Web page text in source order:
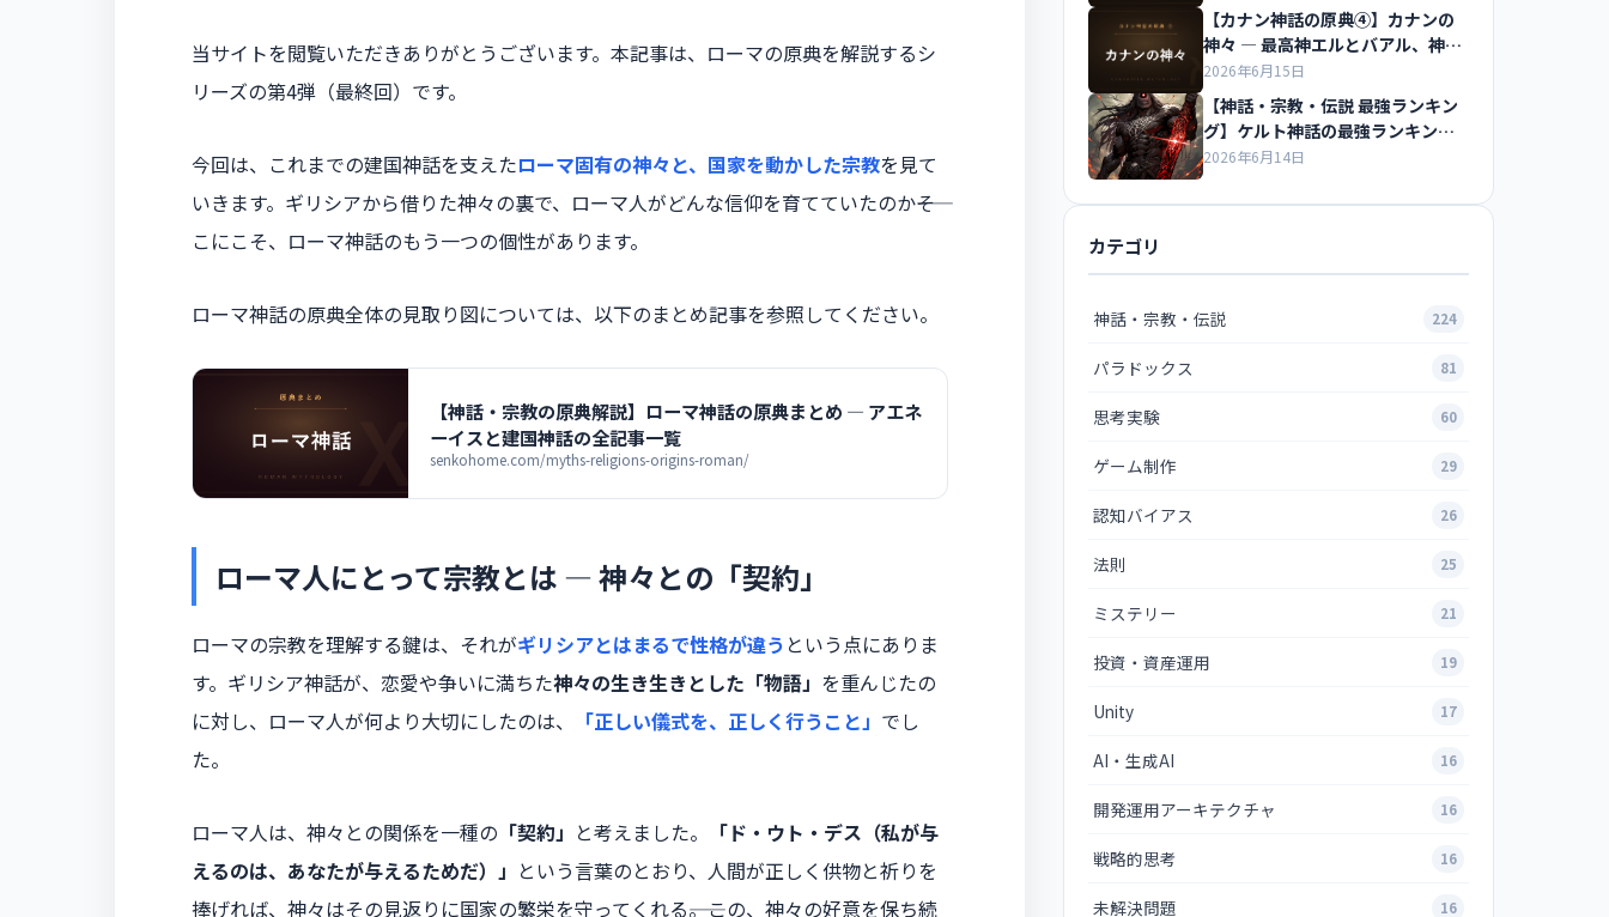
当サイトを閲覧いただきありがとうございます。本記事は、ローマの原典を解説するシ
リーズの第4弾（最終回）です。
今回は、これまでの建国神話を支えたローマ固有の神々と、国家を動かした宗教を見て
いきます。ギリシアから借りた神々の裏で、ローマ人がどんな信仰を育てていたのか――そ
こにこそ、ローマ神話のもう一つの個性があります。
ローマ神話の原典全体の見取り図については、以下のまとめ記事を参照してください。
【神話・宗教の原典解説】ローマ神話の原典まとめ ― アエネ
ーイスと建国神話の全記事一覧
senkohome.com/myths-religions-origins-roman/
ローマ人にとって宗教とは ― 神々との「契約」
ローマの宗教を理解する鍵は、それがギリシアとはまるで性格が違う という点にありま
す。ギリシア神話が、恋愛や争いに満ちた神々の生き生きとした「物語」 を重んじたの
に対し、ローマ人が何より大切にしたのは、
「正しい儀式を、正しく行うこと」 でし
た。
ローマ人は、神々との関係を一種の 「契約」 と考えました。
「ド・ウト・デス（私が与
えるのは、あなたが与えるためだ）」 という言葉のとおり、人間が正しく供物と祈りを
捧げれば、神々はその見返りに国家の繁栄を守ってくれる――。この、神々の好意を保ち続
【カナン神話の原典④】カナンの
神々 ― 最高神エルとバアル、神々
の会議を解説
2026年6月15日
【神話・宗教・伝説 最強ランキン
グ】ケルト神話の最強ランキング
の紹介
2026年6月14日
カテゴリ
神話・宗教・伝説 224
パラドックス 81
思考実験 60
ゲーム制作 29
認知バイアス 26
法則 25
ミステリー 21
投資・資産運用 19
Unity 17
AI・生成AI 16
開発運用アーキテクチャ 16
戦略的思考 16
未解決問題 16